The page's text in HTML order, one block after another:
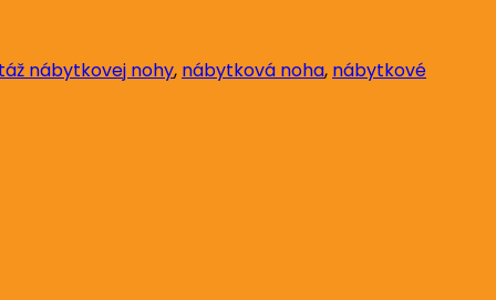
nábytkovej nohy, nábytková noha, nábytkové